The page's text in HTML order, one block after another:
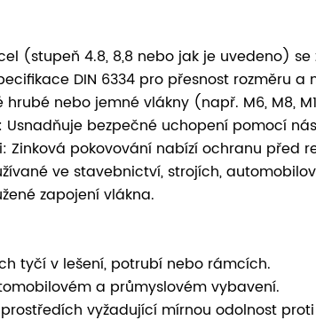
(stupeň 4.8, 8,8 nebo jak je uvedeno)
DIN 6334 pro přesnost rozměru a
hrubé nebo jemné vlákny (např. M6, M8,
Usnadňuje bezpečné uchopení pomocí
Zinková pokovování nabízí ochranu před
ve stavebnictví, strojích,
zapojení vlákna.
tyčí v lešení, potrubí nebo rámcích.
a průmyslovém vybavení.
vyžadující mírnou odolnost proti